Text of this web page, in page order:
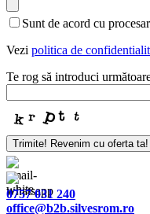
Sunt de acord cu
Vezi politica de
Te rog să introduci
Trimite! Revenim cu oferta ta!
Company
Name
0757 031 240
office@b2b.silvesrom.ro